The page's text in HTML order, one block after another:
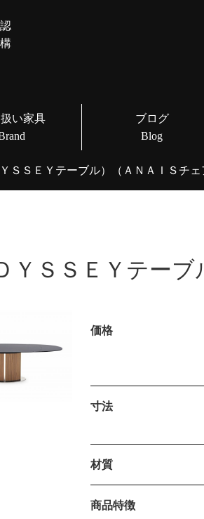
い家具
セレクト家具
ブランド家具
季節家具
の他の家具
ブログ
Blog
ＳＳＥＹテーブル）（ＡＮＡＩＳチェ
ＹＳＳＥＹテーブ
価格
寸法
材質
商品特徴